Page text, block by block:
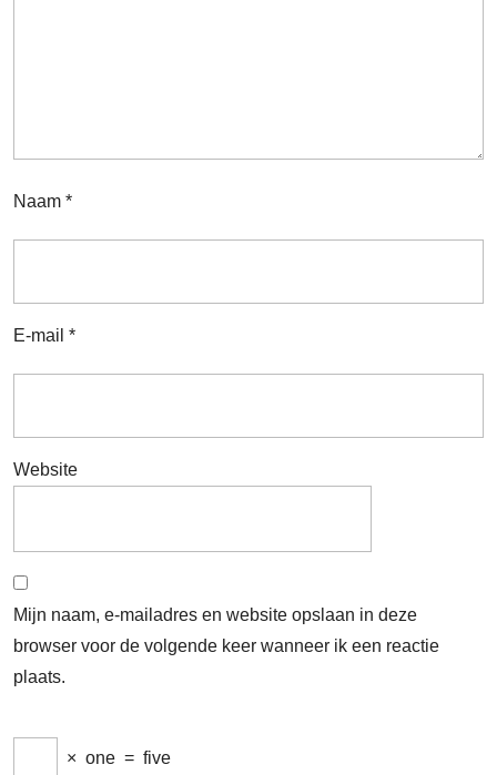
Naam *
E-mail *
Website
Mijn naam, e-mailadres en website opslaan in deze
browser voor de volgende keer wanneer ik een reactie
plaats.
× one = five